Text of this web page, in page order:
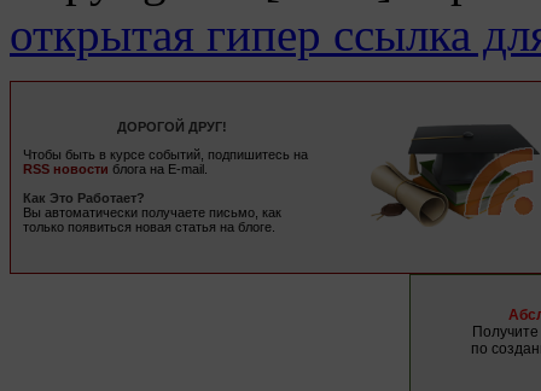
открытая гипер ссылка
ДОРОГОЙ ДРУГ!
Чтобы быть в курсе событий, подпишитесь на
RSS новости блога на E-mail.
Как Это Работает?
Вы автоматически получаете письмо, как
только появиться новая статья на блоге.
по